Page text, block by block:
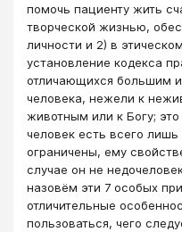
помочь пациенту жить
творческой жизнью,
личности и 2) в
установление кодекса
отличающихся большим
человека, нежели к
животным или к Богу;
человек есть всего лишь
ограничены, ему
случае он не
назовём эти 7 особых
отличительные
пользоваться, чего